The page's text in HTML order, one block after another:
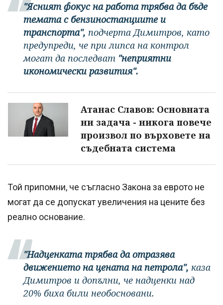
"Ясният фокус на работа трябва да бъде
темата с бензиностанциите и
транспорта", подчерта Димитров, като
предупреди, че при липса на контрол
могат да последват "неприятни
икономически развития".
Атанас Славов: Основната
ни задача - никога повече
произвол по върховете на
съдебната система
Той припомни, че съгласно Закона за еврото не
могат да се допускат увеличения на цените без
реално основание.
"Надценката трябва да отразява
движението на цената на петрола", каза
Димитров и допълни, че надценки над
20% биха били необосновани.